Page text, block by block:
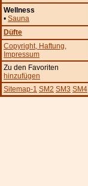
Wellness
• Sauna
Düfte
Copyright, Haftung,
Impressum
Zu den Favoriten
hinzufügen
Sitemap-1 SM2 SM3 SM4